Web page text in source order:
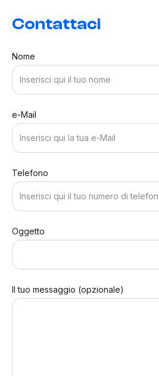
Contattaci
Nome
e-Mail
Telefono
Oggetto
Il tuo messaggio (opzionale)